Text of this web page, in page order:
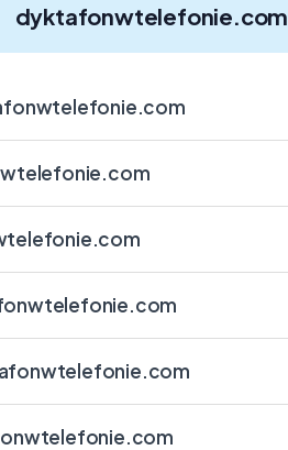
dyktafonwtelefonie.com